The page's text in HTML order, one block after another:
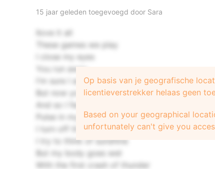
15 jaar geleden toegevoegd door Sara
Ilove it all
These games we play
I close my eyes
You run away
I'm sure I asked you to stay
But now you're gone
And so I feel the grey
Pulse in my head
I turn off the lights and crawl into bed
I try to think of sunshine
But my body goes wet
With the first crash of thunder
Op basis van je geografische
licentieverstrekker helaas geen
Based on your geographical
unfortunately can't give you